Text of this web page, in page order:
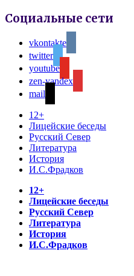
Социальные сети
vkontakte
twitter
youtube
zen-yandex
mail
12+
Лицейские беседы
Русский Север
Литература
История
И.С.Фрадков
12+
Лицейские беседы
Русский Север
Литература
История
И.С.Фрадков